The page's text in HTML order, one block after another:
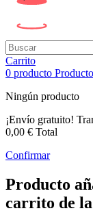
Carrito
0 producto
Ningún producto
¡Envío gratuito!
0,00 € Total
Confirmar
Producto
carrito de